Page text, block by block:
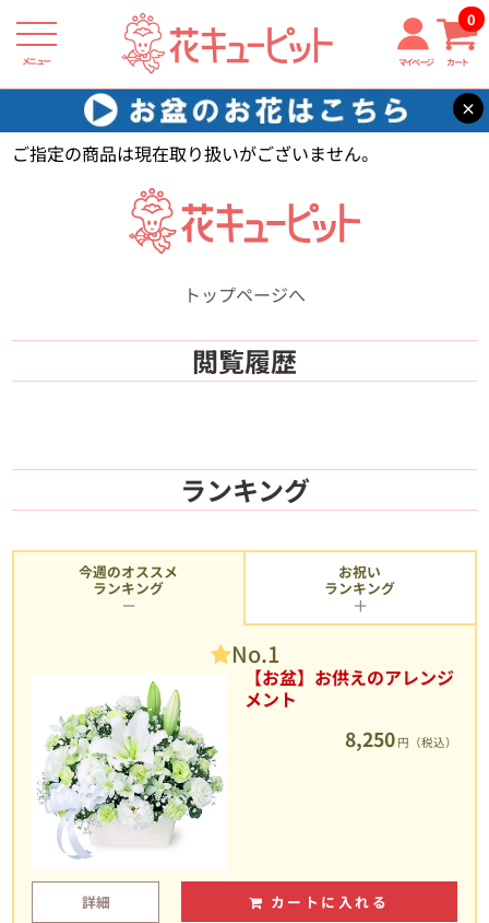
メニュー マイページ カート
0
×
花キューピット 【】
ご指定の商品は現在取り扱いがございません。
トップページへ
閲覧履歴
ランキング
今週のオススメ
ランキング
No.1
【お盆】お供えのアレンジ
メント
8,250 円（税込）
詳細 カートに入れる
お祝い
ランキング